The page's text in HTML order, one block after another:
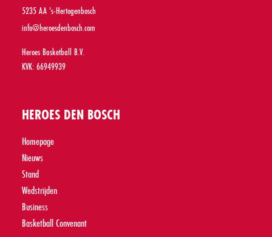
5235 AA 's-Hertogenbosch
info@heroesdenbosch.com
Heroes Basketball B.V.
KVK: 66949939
HEROES DEN BOSCH
Homepage
Nieuws
Stand
Wedstrijden
Business
Basketball Convenant